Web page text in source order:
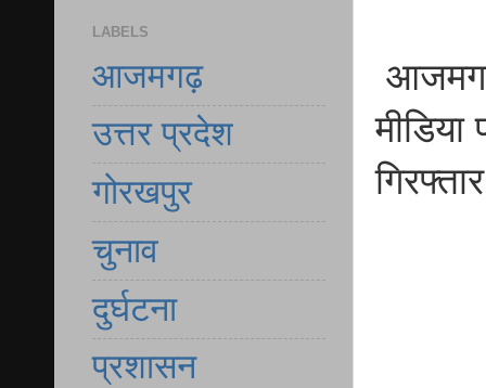
गिरफ्तार
LABELS
आजमगढ़
उत्तर प्रदेश
गोरखपुर
चुनाव
दुर्घटना
प्रशासन